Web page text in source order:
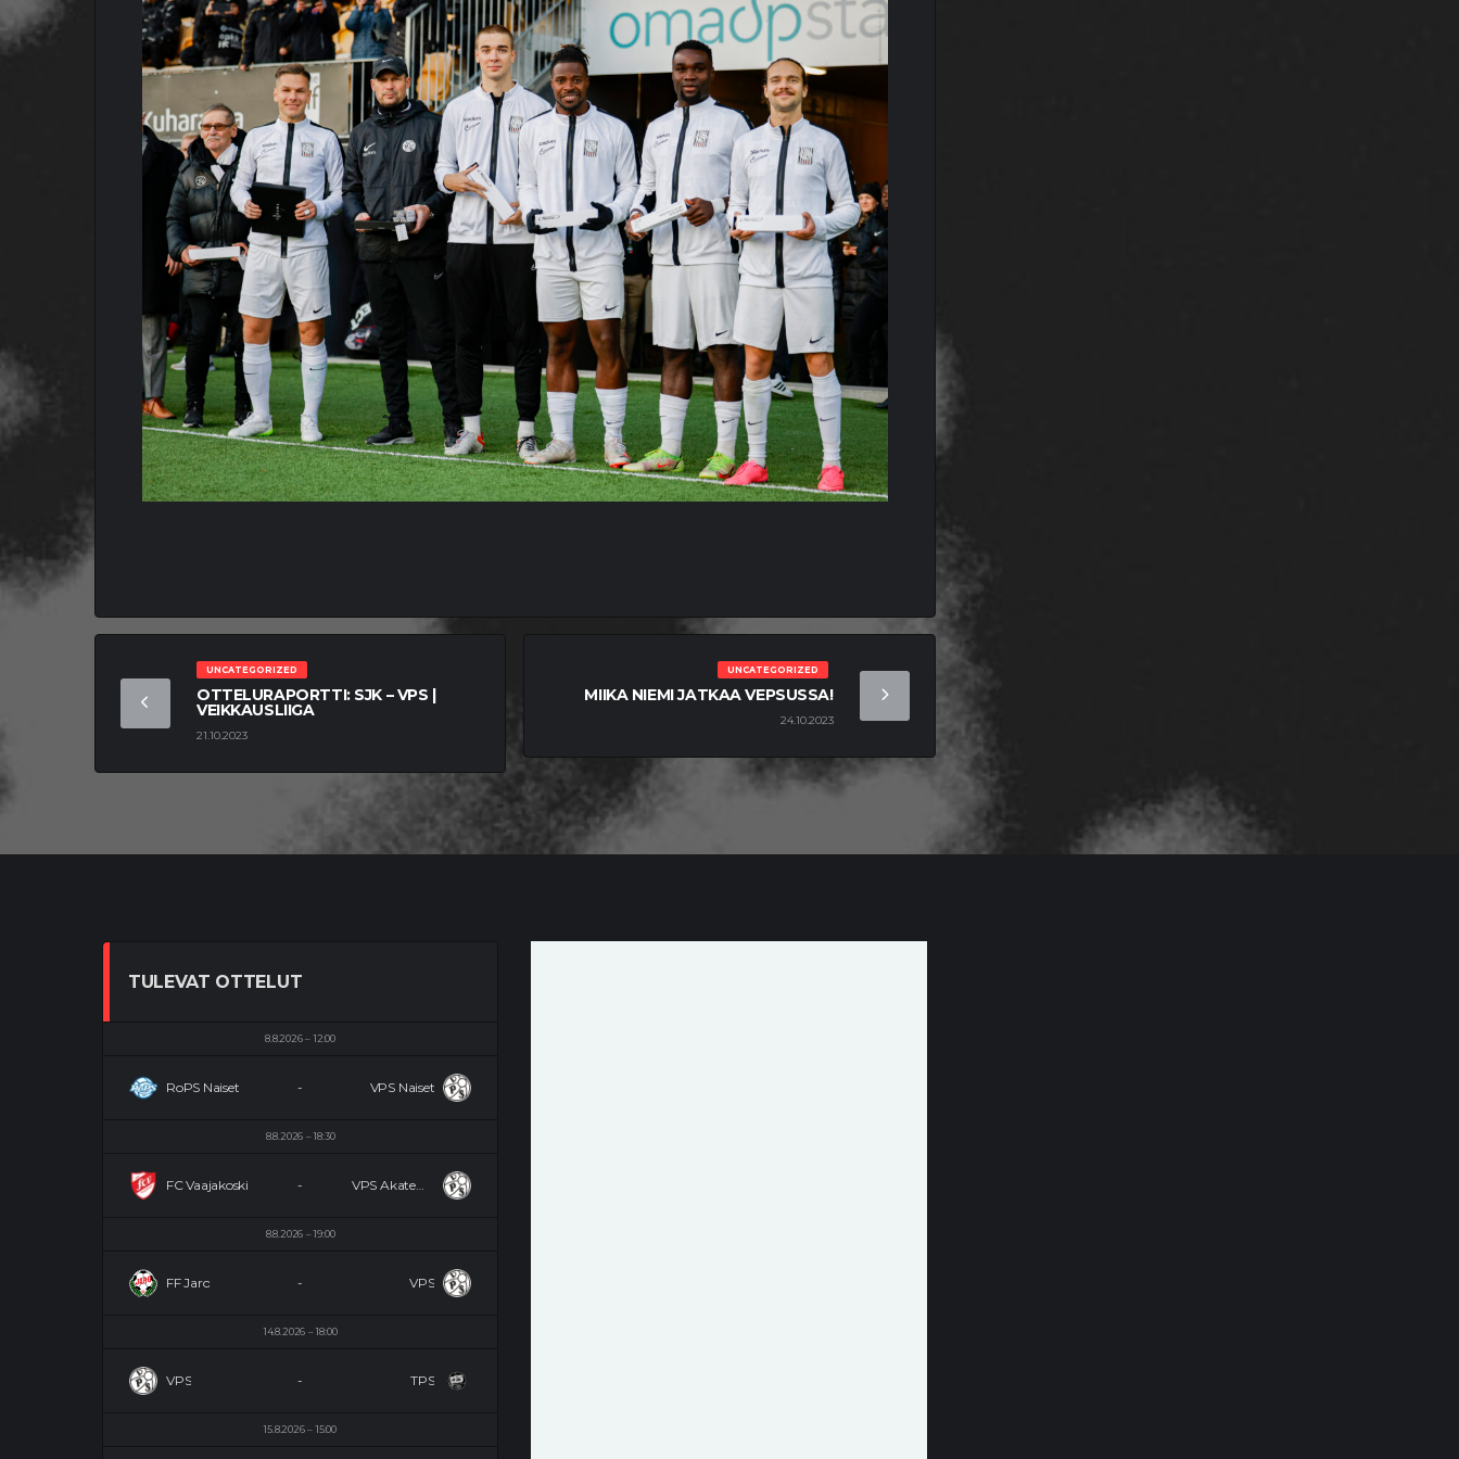
UNCATEGORIZED
OTTELURAPORTTI: SJK – VPS |
VEIKKAUSLIIGA
21.10.2023
UNCATEGORIZED
MIIKA NIEMI JATKAA VEPSUSSA!
24.10.2023
TULEVAT OTTELUT
8.8.2026 12:00
RoPS Naiset VPS Naiset
-
8.8.2026 18:30
FC Vaajakoski VPS Akatemia
-
8.8.2026 19:00
FF Jaro VPS
-
14.8.2026 18:00
VPS TPS
-
15.8.2026 15:00